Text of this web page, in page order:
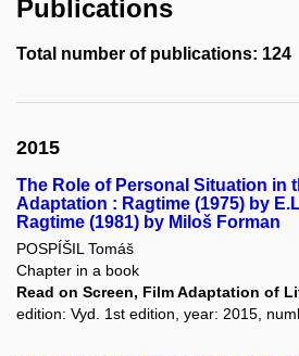
Publications
Total number of publications: 124
2015
The Role of Personal Situation in
Adaptation : Ragtime (1975) by
Ragtime (1981) by Miloš Forman
POSPÍŠIL Tomáš
Chapter in a book
Read on Screen, Film Adaptation of
edition: Vyd. 1st edition, year: 2015,